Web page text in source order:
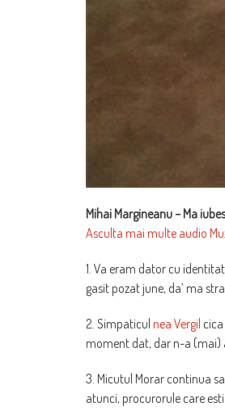
Mihai Margineanu – Ma
Asculta mai multe audio
1. Va eram dator cu
gasit pozat june, da’ ma
2. Simpaticul nea Vergil
moment dat, dar n-a (mai)
3. Micutul Morar continua
atunci, procurorule care